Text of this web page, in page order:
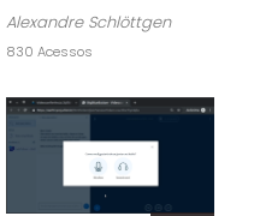
Alexandre Schlöttgen
830 Acessos